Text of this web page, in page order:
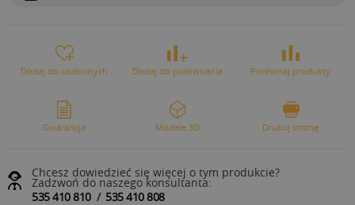
Dodaj do ulubionych Dodaj do porównania Porównaj produkty
Gwarancja Modele 3D Drukuj stronę
Chcesz dowiedzieć się więcej o tym produkcie?
Zadzwoń do naszego konsultanta:
535 410 810/ 535 410 808